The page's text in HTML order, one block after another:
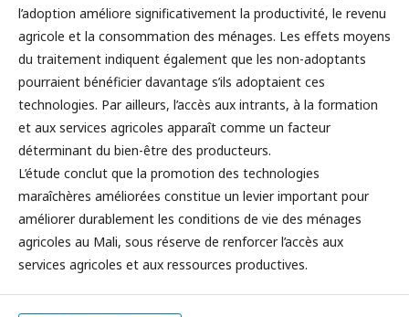
l’adoption améliore significativement la productivité, le revenu
agricole et la consommation des ménages. Les effets moyens
du traitement indiquent également que les non-adoptants
pourraient bénéficier davantage s’ils adoptaient ces
technologies. Par ailleurs, l’accès aux intrants, à la formation
et aux services agricoles apparaît comme un facteur
déterminant du bien-être des producteurs.
L’étude conclut que la promotion des technologies
maraîchères améliorées constitue un levier important pour
améliorer durablement les conditions de vie des ménages
agricoles au Mali, sous réserve de renforcer l’accès aux
services agricoles et aux ressources productives.